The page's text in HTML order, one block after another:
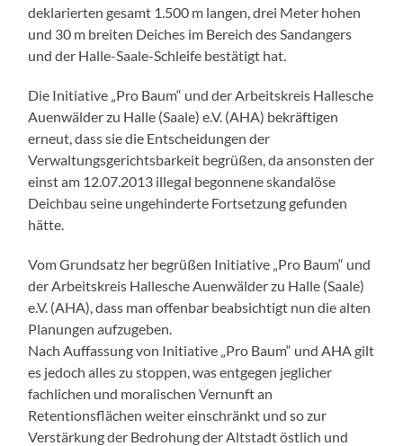
deklarierten gesamt 1.500 m langen, drei Meter hohen
und 30 m breiten Deiches im Bereich des Sandangers
und der Halle-Saale-Schleife bestätigt hat.
Die Initiative „Pro Baum“ und der Arbeitskreis Hallesche
Auenwälder zu Halle (Saale) e.V. (AHA) bekräftigen
erneut, dass sie die Entscheidungen der
Verwaltungsgerichtsbarkeit begrüßen, da ansonsten der
einst am 12.07.2013 illegal begonnene skandalöse
Deichbau seine ungehinderte Fortsetzung gefunden
hätte.
Vom Grundsatz her begrüßen Initiative „Pro Baum“ und
der Arbeitskreis Hallesche Auenwälder zu Halle (Saale)
e.V. (AHA), dass man offenbar beabsichtigt nun die alten
Planungen aufzugeben.
Nach Auffassung von Initiative „Pro Baum“ und AHA gilt
es jedoch alles zu stoppen, was entgegen jeglicher
fachlichen und moralischen Vernunft an
Retentionsflächen weiter einschränkt und so zur
Verstärkung der Bedrohung der Altstadt östlich und